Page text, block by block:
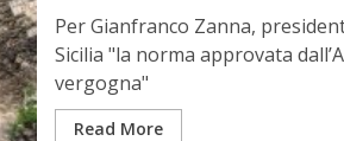
Per Gianfranco Zanna,
Sicilia "la norma approvata
vergogna"
Read More